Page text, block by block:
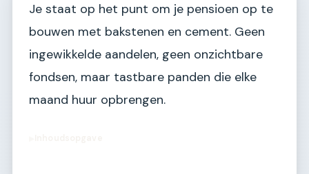
Je staat op het punt om je pensioen op te
bouwen met bakstenen en cement. Geen
ingewikkelde aandelen, geen onzichtbare
fondsen, maar tastbare panden die elke
maand huur opbrengen.